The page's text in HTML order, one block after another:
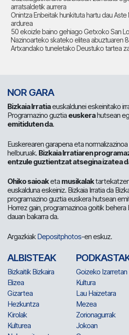
arratsaldetik aurrera
Onintza Enbeitak hunkituta hartu dau
ardurea
50 ekoizle baino gehiago Getxoko San
Nazinoarteko skateko elitea abuztuaren
Artxandako tuneletako Deustuko tartea
NOR GARA
Bizkaia Irratiaeuskaldunei eskeinitako
Programazino guztia euskerahutsean
emitiduten da.
Euskerearen garapena eta
helburuak. Bizkaia Irratiaren
entzule guztientzat atsegina izatea
Ohiko saioaketa musikalak
euskalduna eskeiniz. Bizkaia Irratia da
programazino guztia euskera hutsean
Horrez gain, programazinoa goitik
dauan bakarra da.
ArgazkiakDepositphotos-en eskuz.
ALBISTEAK
Bizkaitik Bizkaira
Elizea
Gizartea
Hezkuntza
Kirolak
Kulturea
Goizeko Izarretan
Kultura
Lau Haizetara
Mezea
Zorionagurrak
Jokoan